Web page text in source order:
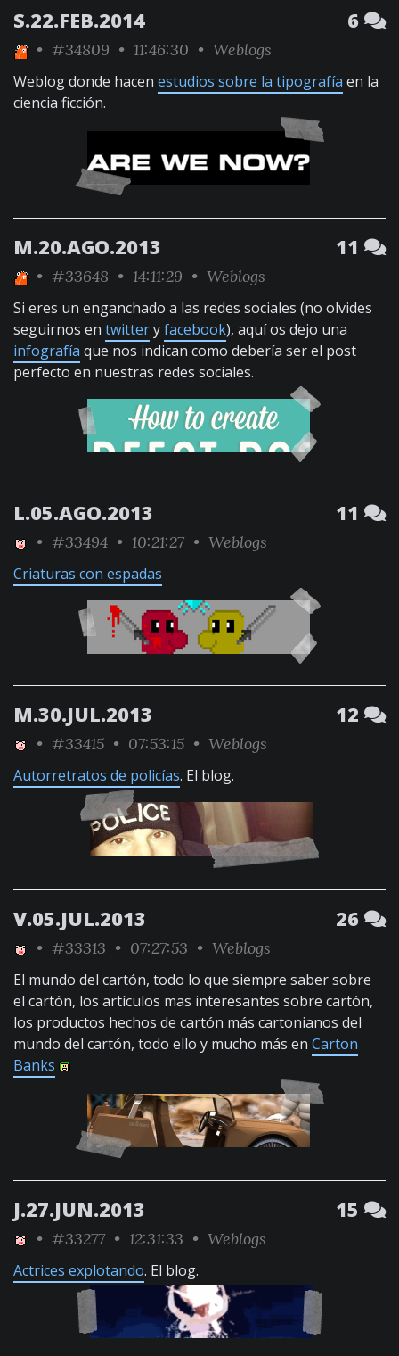
S.22.FEB.2014 6
• #34809 • 11:46:30 • Weblogs
Weblog donde hacen estudios sobre la tipografía en la
ciencia ficción.
M.20.AGO.2013 11
• #33648 • 14:11:29 • Weblogs
Si eres un enganchado a las redes sociales (no olvides
seguirnos en twitteryfacebook), aquí os dejo una
infografía que nos indican como debería ser el post
perfecto en nuestras redes sociales.
L.05.AGO.2013 11
• #33494 • 10:21:27 • Weblogs
Criaturas con espadas
M.30.JUL.2013 12
• #33415 • 07:53:15 • Weblogs
Autorretratos de policías. El blog.
V.05.JUL.2013 26
• #33313 • 07:27:53 • Weblogs
El mundo del cartón, todo lo que siempre saber sobre
el cartón, los artículos mas interesantes sobre cartón,
los productos hechos de cartón más cartonianos del
mundo del cartón, todo ello y mucho más en Carton
Banks
J.27.JUN.2013 15
• #33277 • 12:31:33 • Weblogs
Actrices explotando. El blog.